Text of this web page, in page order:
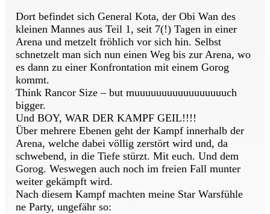
Dort befindet sich General Kota, der Obi Wan des
kleinen Mannes aus Teil 1, seit 7(!) Tagen in einer
Arena und metzelt fröhlich vor sich hin. Selbst
schnetzelt man sich nun einen Weg bis zur Arena, wo
es dann zu einer Konfrontation mit einem Gorog
kommt.
Think Rancor Size – but muuuuuuuuuuuuuuuuuch
bigger.
Und BOY, WAR DER KAMPF GEIL!!!!
Über mehrere Ebenen geht der Kampf innerhalb der
Arena, welche dabei völlig zerstört wird und, da
schwebend, in die Tiefe stürzt. Mit euch. Und dem
Gorog. Weswegen auch noch im freien Fall munter
weiter gekämpft wird.
Nach diesem Kampf machten meine Star Warsfühle
ne Party, ungefähr so: